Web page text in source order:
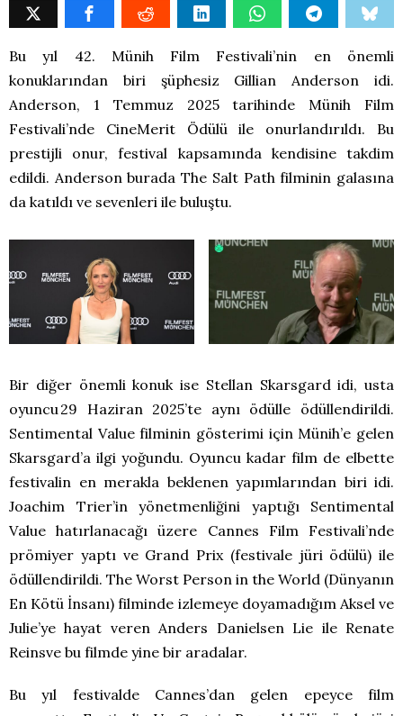
Bu yıl 42. Münih Film Festivali’nin en önemli
konuklarından biri şüphesiz Gillian Anderson idi.
Anderson, 1 Temmuz 2025 tarihinde Münih Film
Festivali’nde CineMerit Ödülü ile onurlandırıldı. Bu
prestijli onur, festival kapsamında kendisine takdim
edildi. Anderson burada The Salt Path filminin galasına
da katıldı ve sevenleri ile buluştu.
Bir diğer önemli konuk ise Stellan Skarsgard idi, usta
oyuncu 29 Haziran 2025’te aynı ödülle ödüllendirildi.
Sentimental Value filminin gösterimi için Münih’e gelen
Skarsgard’a ilgi yoğundu. Oyuncu kadar film de elbette
festivalin en merakla beklenen yapımlarından biri idi.
Joachim Trier’in yönetmenliğini yaptığı Sentimental
Value hatırlanacağı üzere Cannes Film Festivali’nde
prömiyer yaptı ve Grand Prix (festivale jüri ödülü) ile
ödüllendirildi. The Worst Person in the World (Dünyanın
En Kötü İnsanı) filminde izlemeye doyamadığım Aksel ve
Julie’ye hayat veren Anders Danielsen Lie ile Renate
Reinsve bu filmde yine bir aradalar.
Bu yıl festivalde Cannes’dan gelen epeyce film